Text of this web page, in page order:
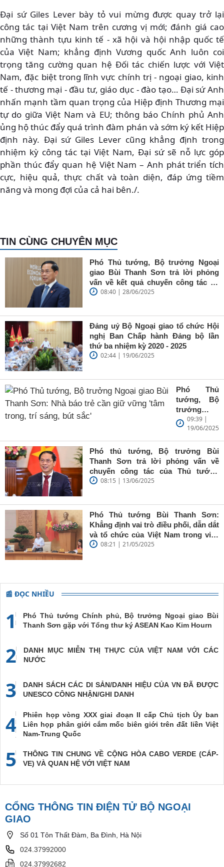
Đại sứ Giles Lever bày tỏ vui mừng được quay trở lại
công tác tại Việt Nam trên cương vị mới; đánh giá cao
những thành tựu kinh tế - xã hội và hội nhập quốc tế
của Việt Nam; khẳng định Vương quốc Anh luôn coi
trọng tăng cường quan hệ Đối tác chiến lược với Việt
Nam, đặc biệt trong lĩnh vực chính trị - ngoại giao, kinh
tế - thương mại - đầu tư, giáo dục - đào tạo… Đại sứ Anh
nhấn mạnh tầm quan trọng của Hiệp định Thương mại
tự do giữa Việt Nam và EU; thông báo Chính phủ Anh
ủng hộ thúc đẩy quá trình đàm phán và sớm ký kết Hiệp
định này. Đại sứ Giles Lever cũng khẳng định trong
nhiệm kỳ công tác tại Việt Nam, Đại sứ sẽ nỗ lực góp
phần thúc đẩy quan hệ Việt Nam – Anh phát triển tích
cực, hiệu quả, thực chất và toàn diện, đáp ứng tiềm
năng và mong đợi của cả hai bên./.
TIN CÙNG CHUYÊN MỤC
Phó Thủ tướng, Bộ trưởng Ngoại
giao Bùi Thanh Sơn trả lời phỏng
vấn về kết quả chuyến công tác tại
Trung Quốc của Thủ tướng Chính
08:40 | 28/06/2025
Đảng uỷ Bộ Ngoại giao tổ chức Hội
nghị Ban Chấp hành Đảng bộ lần
thứ ba nhiệm kỳ 2020 - 2025
02:44 | 19/06/2025
Phó Thủ
tướng, Bộ
trưởng
Ngoại giao
Bùi Thanh
Sơn: Nhà
báo trẻ cần
giữ vững
'tâm trong,
09:39 |
19/06/2025
Phó thủ tướng, Bộ trưởng Bùi
Thanh Sơn trả lời phỏng vấn về
chuyến công tác của Thủ tướng
Chính phủ đến Estonia, Pháp và
08:15 | 13/06/2025
Phó Thủ tướng Bùi Thanh Sơn:
Khẳng định vai trò điều phối, dẫn dắt
và tổ chức của Việt Nam trong việc
đề cao chủ nghĩa đa phương, đoàn
08:21 | 21/05/2025
📰 ĐỌC NHIỀU
1
Phó Thủ tướng Chính phủ, Bộ trưởng Ngoại giao Bùi
Thanh Sơn gặp với Tổng thư ký ASEAN Kao Kim Hourn
2
DANH MỤC MIỄN THỊ THỰC CỦA VIỆT NAM VỚI CÁC
NƯỚC
3
DANH SÁCH CÁC DI SẢN/DANH HIỆU CỦA VN ĐÃ ĐƯỢC
UNESCO CÔNG NHẬN/GHI DANH
4
Phiên họp vòng XXX giai đoạn II cấp Chủ tịch Ủy ban
Liên họp phân giới cắm mốc biên giới trên đất liền Việt
Nam-Trung Quốc
5
THÔNG TIN CHUNG VỀ CỘNG HÒA CABO VERDE (CÁP-
VE) VÀ QUAN HỆ VỚI VIỆT NAM
CỔNG THÔNG TIN ĐIỆN TỬ BỘ NGOẠI
GIAO
Số 01 Tôn Thất Đàm, Ba Đình, Hà Nội
024.37992000
024.37992682